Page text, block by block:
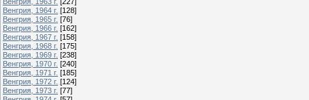
Венгрия, 1964 г. [128]
Венгрия, 1965 г. [76]
Венгрия, 1966 г. [162]
Венгрия, 1967 г. [158]
Венгрия, 1968 г. [175]
Венгрия, 1969 г. [238]
Венгрия, 1970 г. [240]
Венгрия, 1971 г. [185]
Венгрия, 1972 г. [124]
Венгрия, 1973 г. [77]